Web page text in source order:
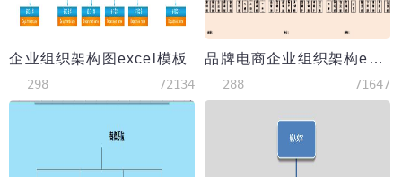
企业组织架构图excel模板
298 72134
品牌电商企业组织架构excel模版
288 71647